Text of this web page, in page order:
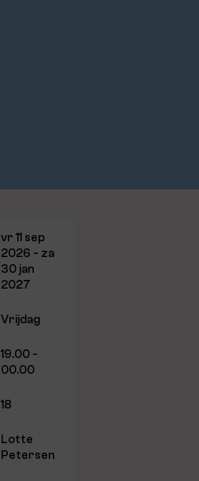
vr 11 sep
2026 - za
30 jan
2027
Vrijdag
19.00 -
00.00
18
Lotte
Petersen